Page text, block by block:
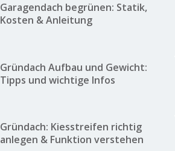
Garagendach begrünen: Statik,
Kosten & Anleitung
Gründach Aufbau und Gewicht:
Tipps und wichtige Infos
Gründach: Kiesstreifen richtig
anlegen & Funktion verstehen